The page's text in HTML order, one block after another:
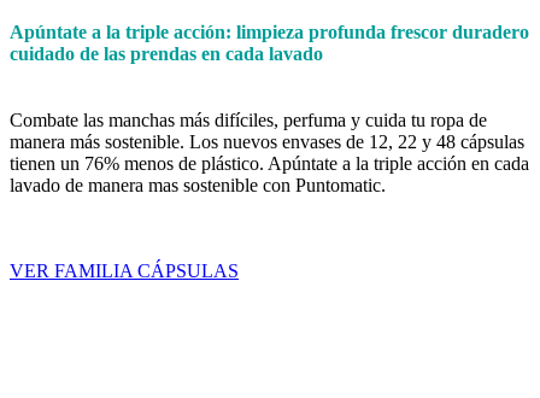
Apúntate a la triple acción: limpieza profunda frescor duradero
cuidado de las prendas en cada lavado
Combate las manchas más difíciles, perfuma y cuida tu ropa de
manera más sostenible. Los nuevos envases de 12, 22 y 48 cápsulas
tienen un 76% menos de plástico. Apúntate a la triple acción en cada
lavado de manera mas sostenible con Puntomatic.
VER FAMILIA CÁPSULAS